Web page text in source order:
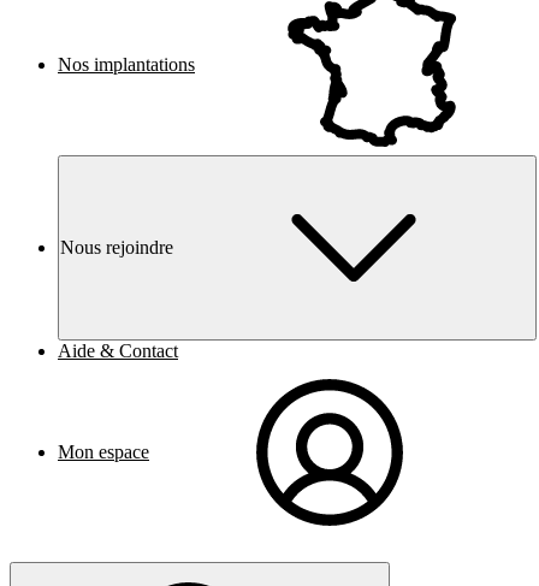
Nos implantations
Nous rejoindre
Aide & Contact
Mon espace